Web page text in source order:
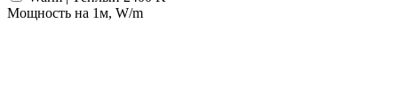
Мощность на 1м, W/m